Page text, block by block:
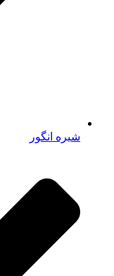
شیره انگور